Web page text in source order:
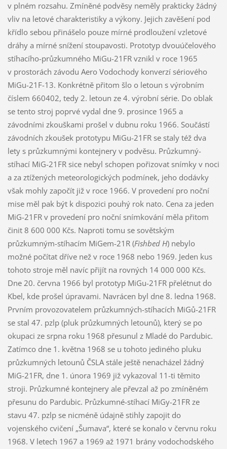
v plném rozsahu. Zmíněné podvěsy neměly prakticky žádný
vliv na letové charakteristiky a výkony. Jejich zavěšení pod
křídlo sebou přinášelo pouze mírné prodloužení vzletové
dráhy a mírné snížení stoupavosti. Prototyp dvouúčelového
stíhacího-průzkumného MiGu-21FR vznikl v roce 1965
v prostorách závodu Aero Vodochody konverzí sériového
MiGu-21F-13. Konkrétně přitom šlo o letoun s výrobním
číslem 660402, tedy 2. letoun ze 4. výrobní série. Do oblak
se tento stroj poprvé vydal dne 9. prosince 1965 a
závodními zkouškami prošel v dubnu roku 1966. Součástí
závodních zkoušek prototypu MiGu-21FR se staly též dva
lety s průzkumnými kontejnery v podvěsu. Průzkumný-
stíhací MiG-21FR sice nebyl schopen pořizovat snímky v noci
a za ztížených meteorologických podmínek, jeho dodávky
však mohly započít již v roce 1966. V provedení pro noční
mise měl pak být k dispozici pouhý rok nato. Cena za jeden
MiG-21FR v provedení pro noční snímkování měla přitom
činit 8 600 000 Kčs. Naproti tomu se sovětským
průzkumným-stíhacím MiGem-21R (Fishbed H) nebylo
možné počítat dříve než v roce 1968 nebo 1969. Jeden kus
tohoto stroje měl navíc přijít na rovných 14 000 000 Kčs.
Dne 20. června 1966 byl prototyp MiGu-21FR přelétnut do
Kbel, kde prošel úpravami. Navrácen byl dne 8. ledna 1968.
Prvním provozovatelem průzkumných-stíhacích MiGů-21FR
se stal 47. pzlp (pluk průzkumných letounů), který se po
okupaci ze srpna roku 1968 přesunul z Mladé do Pardubic.
Zatímco dne 1. května 1968 se u tohoto jediného pluku
průzkumných letounů ČSLA stále ještě nenacházel žádný
MiG-21FR, dne 1. února 1969 již vykazoval 11-ti těmito
stroji. Průzkumné kontejnery ale převzal až po zmíněném
přesunu do Pardubic. Průzkumné-stíhací MiGy-21FR ze
stavu 47. pzlp se nicméně údajně stihly zapojit do
vojenského cvičení „Šumava“, které se konalo v červnu roku
1968. V letech 1967 a 1969 až 1971 brány vodochodského